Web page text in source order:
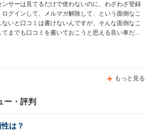
ンサーは見てるだけで使わないのに、わざわざ登録
ログインして、メルマガ解除して、という面倒なこ
ないと口コミは書けないんですが、そんな面倒なこ
てまでも口コミを書いておこうと思える良い車だと
苦労しました。 なので、乗って２年経ちますが、
で口コミに投稿しました。
もっと見る
ー・評判
は？